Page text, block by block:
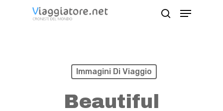
Menu
Immagini Di Viaggio
Beautiful